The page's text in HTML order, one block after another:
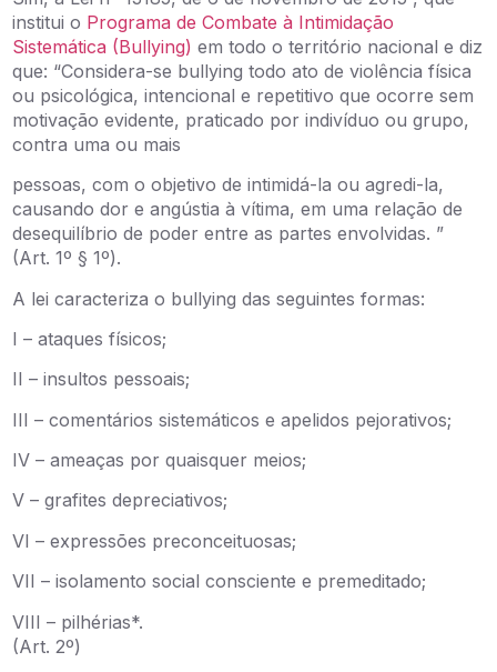
institui o Programa de Combate à Intimidação
Sistemática (Bullying)em todo o território nacional e diz
que: “Considera-se bullying todo ato de violência física
ou psicológica, intencional e repetitivo que ocorre sem
motivação evidente, praticado por indivíduo ou grupo,
contra uma ou mais
pessoas, com o objetivo de intimidá-la ou agredi-la,
causando dor e angústia à vítima, em uma relação de
desequilíbrio de poder entre as partes envolvidas. ”
(Art. 1º § 1º).
A lei caracteriza o bullying das seguintes formas:
I – ataques físicos;
II – insultos pessoais;
III – comentários sistemáticos e apelidos pejorativos;
IV – ameaças por quaisquer meios;
V – grafites depreciativos;
VI – expressões preconceituosas;
VII – isolamento social consciente e premeditado;
VIII – pilhérias*.
(Art. 2º)